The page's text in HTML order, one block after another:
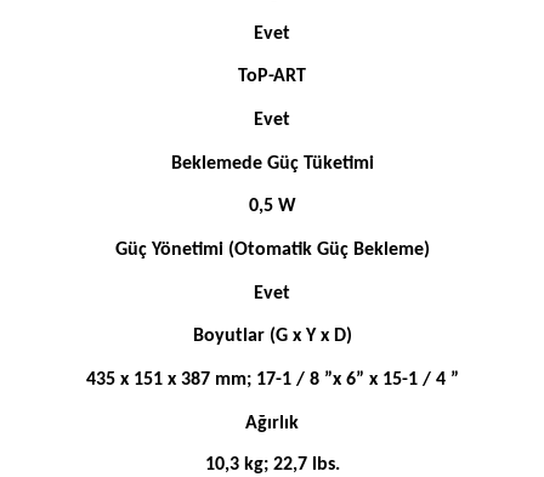
Evet
ToP-ART
Evet
Beklemede Güç Tüketimi
0,5 W
Güç Yönetimi (Otomatik Güç Bekleme)
Evet
Boyutlar (G x Y x D)
435 x 151 x 387 mm; 17-1 / 8 ”x 6” x 15-1 / 4 ”
Ağırlık
10,3 kg; 22,7 lbs.